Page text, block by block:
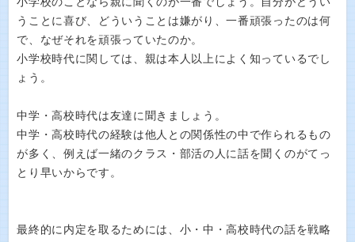
うことに喜び、どういうことは嫌がり、一番頑張ったのは何
で、なぜそれを頑張っていたのか。
小学校時代に関しては、親は本人以上によく知っているでし
ょう。
中学・高校時代は友達に聞きましょう。
中学・高校時代の経験は他人との関係性の中で作られるもの
が多く、例えば一緒のクラス・部活の人に話を聞くのがてっ
とり早いからです。
最終的に内定を取るためには、小・中・高校時代の話を戦略